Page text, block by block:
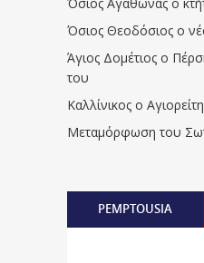
Όσιος Θεοδόσιος ο
Άγιος Δομέτιος ο
του
Καλλίνικος ο
Μεταμόρφωση του
PEMPTOUSIA